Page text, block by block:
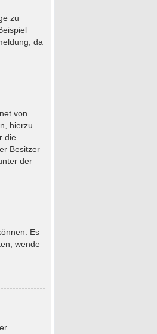
zu
da
von
hierzu
die
Besitzer
der
Es
wende